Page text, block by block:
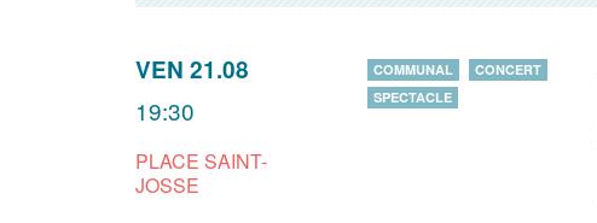
VEN 21.08
19:30
PLACE SAINT-
JOSSE
COMMUNAL
CONCERT
SPECTACLE